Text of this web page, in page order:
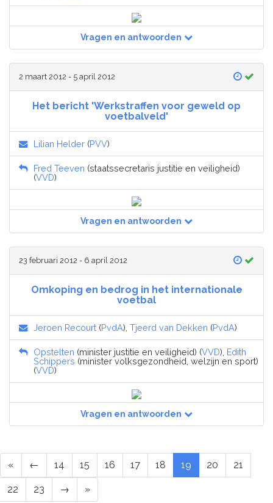
Vragen en antwoorden
2 maart 2012 - 5 april 2012
Het bericht 'Werkstraffen voor geweld op
voetbalveld'
Lilian Helder (PVV)
Fred Teeven (staatssecretaris justitie en veiligheid)
(VVD)
Vragen en antwoorden
23 februari 2012 - 6 april 2012
Omkoping en bedrog in het internationale
voetbal
Jeroen Recourt (PvdA), Tjeerd van Dekken (PvdA)
Opstelten (minister justitie en veiligheid) (VVD), Edith
Schippers (minister volksgezondheid, welzijn en sport)
(VVD)
Vragen en antwoorden
« ← 14 15 16 17 18 19 20 21
22 23 → »